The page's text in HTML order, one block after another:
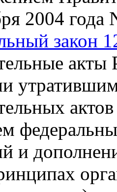
2004 года
закон
и